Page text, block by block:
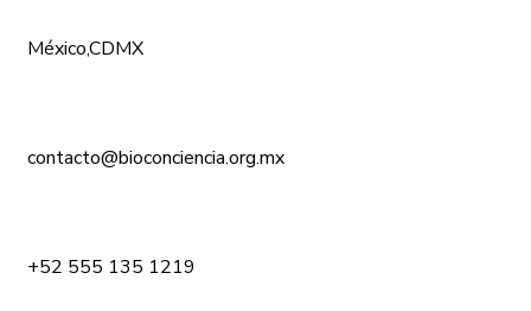
México,CDMX
contacto@bioconciencia.org.mx
+52 555 135 1219